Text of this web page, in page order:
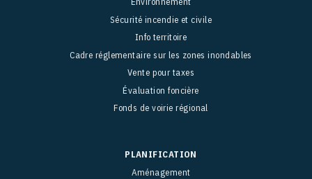
Sécurité incendie et civile
Info territoire
Cadre réglementaire sur les zones inondables
Vente pour taxes
Évaluation foncière
Fonds de voirie régional
PLANIFICATION
Aménagement